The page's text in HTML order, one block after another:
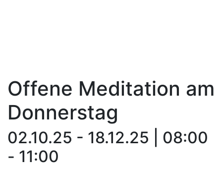
Offene Meditation am
Donnerstag
02.10.25 - 18.12.25 | 08:00
- 11:00